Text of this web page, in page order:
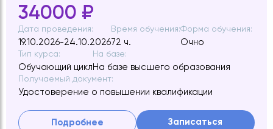
34000 ₽
Дата проведения:
19.10.2026-24.10.2026
Время обучения:
72 ч.
Форма обучения:
Очно
Тип курса:
Обучающий цикл
На базе:
На базе высшего образования
Получаемый документ:
Удостоверение о повышении квалификации
Подробнее Записаться